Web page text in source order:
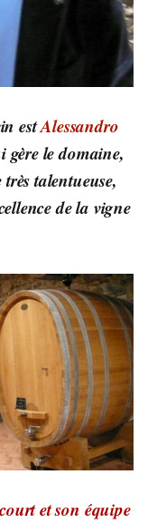
estAlessandro
le domaine,
talentueuse,
de la vigne
et son équipe